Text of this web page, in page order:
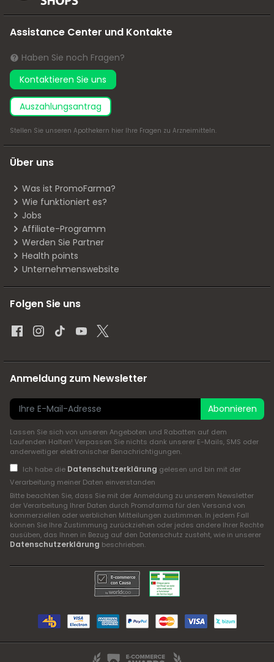
Assistance Center und Kontakte
Haben Sie noch Fragen?
Kontaktieren Sie uns
Auszahlungsantrag
Stellen Sie unseren Apothekern hier Ihre Fragen zu Arzneimitteln.
Über uns
Was ist PromoFarma?
Wie funktioniert es?
Jobs
Affiliate-Programm
Werden Sie Partner
Health points
Unternehmenswebsite
Folgen Sie uns
Anmeldung zum Newsletter
Abonnieren
Lassen Sie sich von unseren Angeboten und Rabatten auf dem
Laufenden Halten! Verpassen Sie nichts dank unserer E-Mails, SMS oder
anderweitiger elektronischer Benachrichtigungen.
Ich habe die Datenschutzerklärung gelesen und bin mit der
Verarbeitung meiner Daten einverstanden
Bitte beachten Sie, dass Sie mit der Anmeldung zu unserem Newsletter
der Verarbeitung Ihrer Daten durch Promofarma für den Versand von
kommerziellen oder werblichen Mitteilungen zustimmen. In jedem Fall
können Sie Ihre Zustimmung zurückziehen oder jedes andere Ihrer Rechte
ausüben, das Ihnen in Bezug auf den Datenschutz zusteht, wie in unserer
Datenschutzerklärung beschrieben.